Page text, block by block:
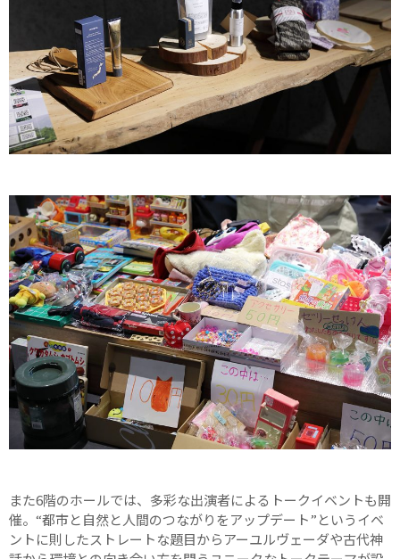
また6階のホールでは、多彩な出演者によるトークイベントも開
催。“都市と自然と人間のつながりをアップデート”というイベ
ントに則したストレートな題目からアーユルヴェーダや古代神